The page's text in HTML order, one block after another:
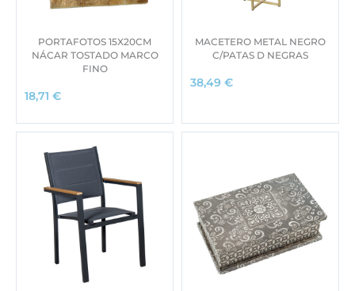
PORTAFOTOS 15X20CM
NÁCAR TOSTADO MARCO
FINO
18,71 €
MACETERO METAL NEGRO
C/PATAS D NEGRAS
38,49 €